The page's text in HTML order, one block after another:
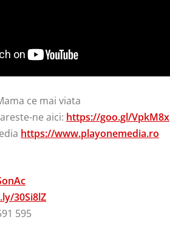
ce mai viata
ne aici: https://goo.gl/VpkM8x
https://www.playonemedia.ro
30Si8lZ
595